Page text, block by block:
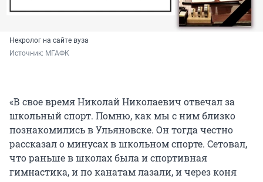
Некролог на сайте вуза
Источник: МГАФК
«В свое время Николай Николаевич отвечал за
школьный спорт. Помню, как мы с ним близко
познакомились в Ульяновске. Он тогда честно
рассказал о минусах в школьном спорте. Сетовал,
что раньше в школах была и спортивная
гимнастика, и по канатам лазали, и через коня